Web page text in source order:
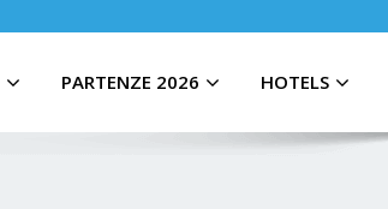
PARTENZE 2026 HOTELS